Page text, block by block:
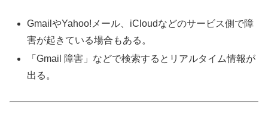
GmailやYahoo!メール、iCloudなどのサービス側で障
害が起きている場合もある。
「Gmail 障害」などで検索するとリアルタイム情報が
出る。